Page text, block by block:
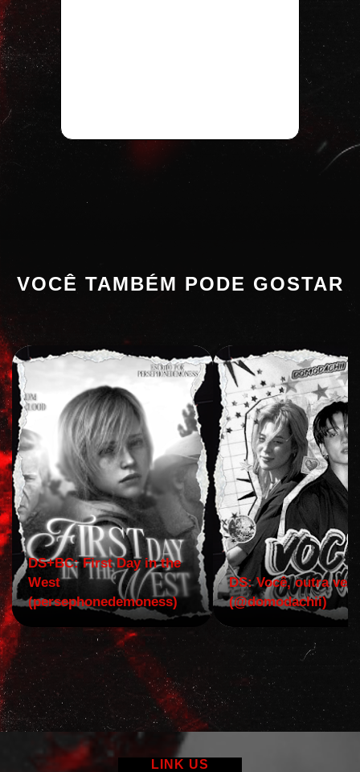
VOCÊ TAMBÉM PODE GOSTAR
DS+BC: First Day in the
West
(persephonedemoness)
DS: Você, outra vez!
(@domodachii)
LINK US